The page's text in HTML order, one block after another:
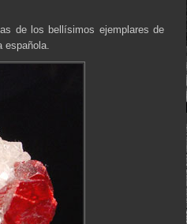
de los bellísimos ejemplares de